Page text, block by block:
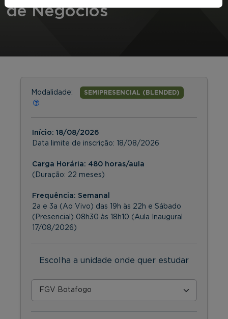
de Negócios
Modalidade: SEMIPRESENCIAL (BLENDED)
Início: 18/08/2026
Data limite de inscrição: 18/08/2026
Carga Horária: 480 horas/aula
(Duração: 22 meses)
Frequência: Semanal
2a e 3a (Ao Vivo) das 19h às 22h e Sábado
(Presencial) 08h30 às 18h10 (Aula Inaugural
17/08/2026)
Escolha a unidade onde quer estudar